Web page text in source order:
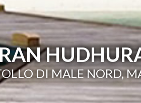
DI MALE NORD,